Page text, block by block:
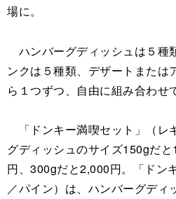
場に。
ハンバーグディッシュは５種
ンクは５種類、デザートまたは
ら１つずつ、自由に組み合わせ
「ドンキー満喫セット」（レ
グディッシュのサイズ150gだ
円、300gだと2,000円。「ドン
／パイン）は、ハンバーグディ